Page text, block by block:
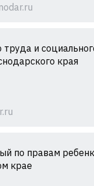
и
края
по правам
крае